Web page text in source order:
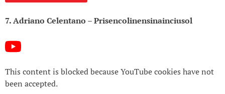
7. Adriano Celentano – Prisencolinensinainciusol
This content is blocked because YouTube cookies have not
been accepted.